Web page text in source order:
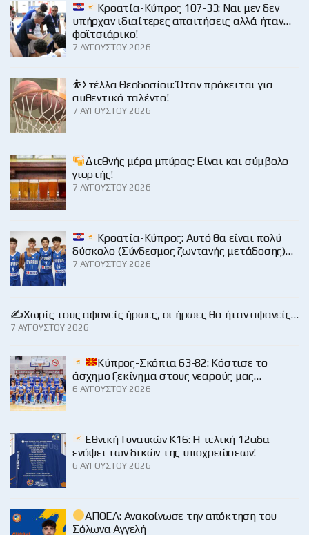
Κροατία-Κύπρος 107-33: Ναι μεν δεν
υπήρχαν ιδιαίτερες απαιτήσεις αλλά ήταν…
φοϊτσιάρικο!
7 ΑΥΓΟΎΣΤΟΥ 2026
⛹️Στέλλα Θεοδοσίου: Όταν πρόκειται για
αυθεντικό ταλέντο!
7 ΑΥΓΟΎΣΤΟΥ 2026
Διεθνής μέρα μπύρας: Είναι και σύμβολο
γιορτής!
7 ΑΥΓΟΎΣΤΟΥ 2026
Κροατία-Κύπρος: Αυτό θα είναι πολύ
δύσκολο (Σύνδεσμος ζωντανής μετάδοσης)…
7 ΑΥΓΟΎΣΤΟΥ 2026
✍️Χωρίς τους αφανείς ήρωες, οι ήρωες θα ήταν αφανείς…
7 ΑΥΓΟΎΣΤΟΥ 2026
Κύπρος-Σκόπια 63-82: Κόστισε το
άσχημο ξεκίνημα στους νεαρούς μας…
6 ΑΥΓΟΎΣΤΟΥ 2026
Εθνική Γυναικών Κ16: Η τελική 12αδα
ενόψει των δικών της υποχρεώσεων!
6 ΑΥΓΟΎΣΤΟΥ 2026
ΑΠΟΕΛ: Ανακοίνωσε την απόκτηση του
Σόλωνα Αγγελή